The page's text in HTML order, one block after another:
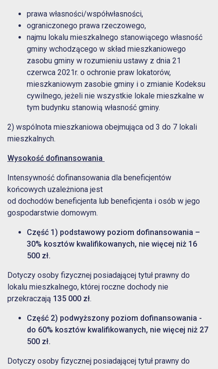
prawa własności/współwłasności,
ograniczonego prawa rzeczowego,
najmu lokalu mieszkalnego stanowiącego własność
gminy wchodzącego w skład mieszkaniowego
zasobu gminy w rozumieniu ustawy z dnia 21
czerwca 2021r. o ochronie praw lokatorów,
mieszkaniowym zasobie gminy i o zmianie Kodeksu
cywilnego, jeżeli nie wszystkie lokale mieszkalne w
tym budynku stanowią własność gminy.
2) wspólnota mieszkaniowa obejmująca od 3 do 7 lokali
mieszkalnych.
Wysokość dofinansowania
Intensywność dofinansowania dla beneficjentów
końcowych uzależniona jest
od dochodów beneficjenta lub beneficjenta i osób w jego
gospodarstwie domowym.
Część 1) podstawowy poziom dofinansowania –
30% kosztów kwalifikowanych, nie więcej niż 16
500 zł.
Dotyczy osoby fizycznej posiadającej tytuł prawny do
lokalu mieszkalnego, której roczne dochody nie
przekraczają 135 000 zł.
Część 2) podwyższony poziom dofinansowania -
do 60% kosztów kwalifikowanych, nie więcej niż 27
500 zł.
Dotyczy osoby fizycznej posiadającej tytuł prawny do